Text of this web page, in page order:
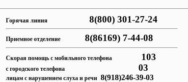
Горячая линия 8(800) 301-27-24
Приемное отделение 8(86169) 7-44-08
Скорая помощь с мобильного телефона 103
с городского телефона 03
лицам с нарушением слуха и речи 8(918)246-39-03